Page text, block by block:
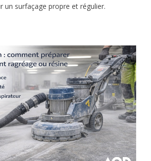
un surfaçage propre et régulier.